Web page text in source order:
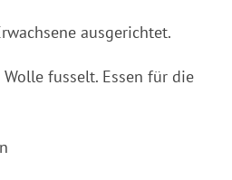
ausgerichtet.
fusselt. Essen für die